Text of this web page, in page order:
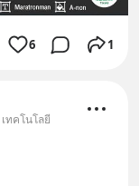
6 1
ทคโนโลยี